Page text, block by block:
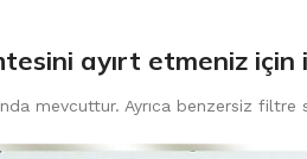
ayırt etmeniz için
mevcuttur. Ayrıca benzersiz filtre